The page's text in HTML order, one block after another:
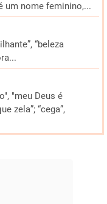
um nome feminino,...
“beleza
"meu Deus é
zela”; “cega”,